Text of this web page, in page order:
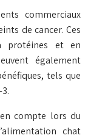
commerciaux
de cancer. Ces
protéines et en
également
tels que
compte lors du
chat